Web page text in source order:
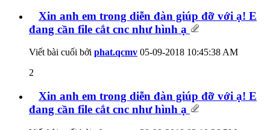
Xin anh em trong diễn đàn giúp đỡ với ạ! E
đang cần file cắt cnc như hình ạ
Viết bài cuối bởi phat.qcmv 05-09-2018 10:45:38 AM
2
Xin anh em trong diễn đàn giúp đỡ với ạ! E
đang cần file cắt cnc như hình ạ